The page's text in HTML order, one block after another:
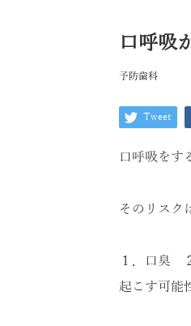
口呼吸
予防歯科
Tweet
口呼吸をす
そのリスク
１．口臭
起こす可能